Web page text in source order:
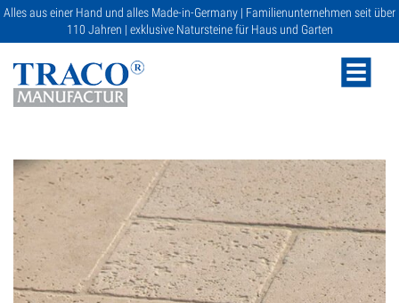
Alles aus einer Hand und alles Made-in-Germany | Familienunternehmen seit über
110 Jahren | exklusive Natursteine für Haus und Garten
NATURSTEINE
KATALOGE
RATGEBER